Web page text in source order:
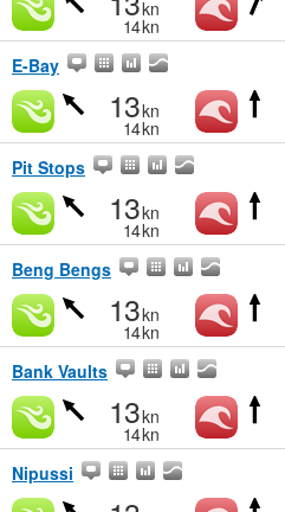
kn
14kn
E-Bay
13kn
14kn
Pit Stops
13kn
14kn
Beng Bengs
13kn
14kn
Bank Vaults
13kn
14kn
Nipussi